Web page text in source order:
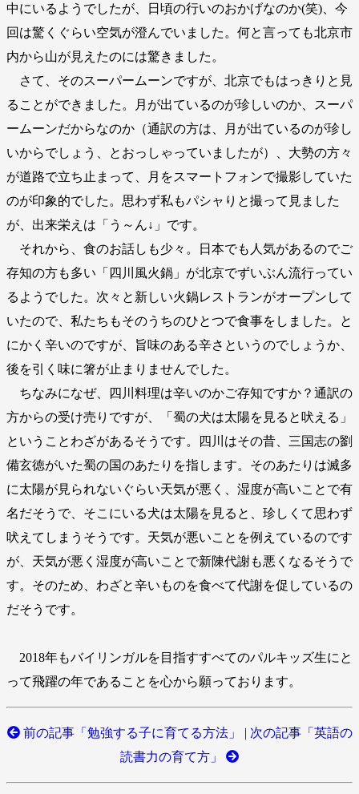
中にいるようでしたが、日頃の行いのおかげなのか(笑)、今
回は驚くぐらい空気が澄んでいました。何と言っても北京市
内から山が見えたのには驚きました。
さて、そのスーパームーンですが、北京でもはっきりと見
ることができました。月が出ているのが珍しいのか、スーパ
ームーンだからなのか（通訳の方は、月が出ているのが珍し
いからでしょう、とおっしゃっていましたが）、大勢の方々
が道路で立ち止まって、月をスマートフォンで撮影していた
のが印象的でした。思わず私もパシャりと撮って見ました
が、出来栄えは「う～ん↓」です。
それから、食のお話しも少々。日本でも人気があるのでご
存知の方も多い「四川風火鍋」が北京でずいぶん流行ってい
るようでした。次々と新しい火鍋レストランがオープンして
いたので、私たちもそのうちのひとつで食事をしました。と
にかく辛いのですが、旨味のある辛さというのでしょうか、
後を引く味に箸が止まりませんでした。
ちなみになぜ、四川料理は辛いのかご存知ですか？通訳の
方からの受け売りですが、「蜀の犬は太陽を見ると吠える」
ということわざがあるそうです。四川はその昔、三国志の劉
備玄徳がいた蜀の国のあたりを指します。そのあたりは滅多
に太陽が見られないぐらい天気が悪く、湿度が高いことで有
名だそうで、そこにいる犬は太陽を見ると、珍しくて思わず
吠えてしまうそうです。天気が悪いことを例えているのです
が、天気が悪く湿度が高いことで新陳代謝も悪くなるそうで
す。そのため、わざと辛いものを食べて代謝を促しているの
だそうです。
2018年もバイリンガルを目指すすべてのパルキッズ生にと
って飛躍の年であることを心から願っております。
前の記事「勉強する子に育てる方法」 | 次の記事「英語の
読書力の育て方」